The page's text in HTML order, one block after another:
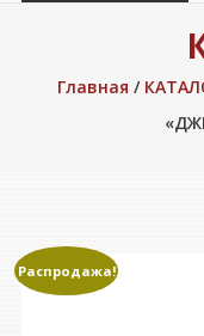
Главная /
Распродажа!